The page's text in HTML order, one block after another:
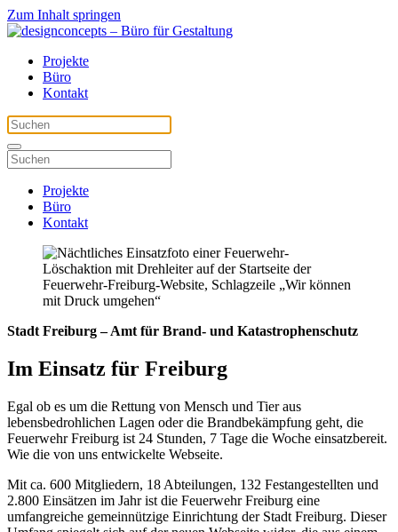
Zum Inhalt springen
Projekte
Büro
Kontakt
Projekte
Büro
Kontakt
Stadt Freiburg – Amt für Brand- und Katastrophenschutz
Im Einsatz für Freiburg
Egal ob es um die Rettung von Mensch und Tier aus
lebensbedrohlichen Lagen oder die Brandbekämpfung geht, die
Feuerwehr Freiburg ist 24 Stunden, 7 Tage die Woche einsatzbereit.
Wie die von uns entwickelte Webseite.
Mit ca. 600 Mitgliedern, 18 Abteilungen, 132 Festangestellten und
2.800 Einsätzen im Jahr ist die Feuerwehr Freiburg eine
umfangreiche gemeinnützige Einrichtung der Stadt Freiburg. Dieser